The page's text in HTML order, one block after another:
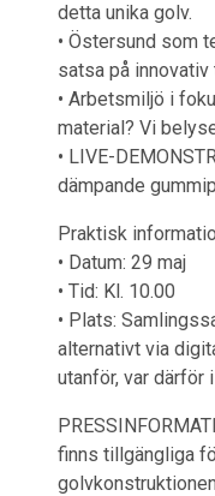
detta unika golv.
• Östersund som
satsa på
• Arbetsmiljö i
material? Vi
• LIVE-
dämpande
Praktisk
• Datum: 29 maj
• Tid: Kl. 10.00
• Plats:
alternativt via
utanför, var därför
finns tillgängliga